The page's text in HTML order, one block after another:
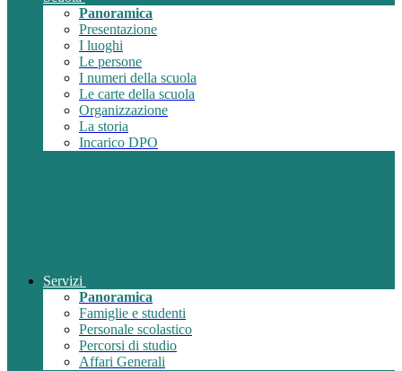
Panoramica
Presentazione
I luoghi
Le persone
I numeri della scuola
Le carte della scuola
Organizzazione
La storia
Incarico DPO
Servizi
Panoramica
Famiglie e studenti
Personale scolastico
Percorsi di studio
Affari Generali